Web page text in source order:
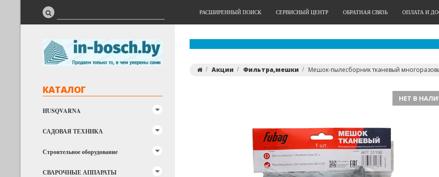
РАСШИРЕННЫЙ ПОИСК СЕРВИСНЫЙ ЦЕНТР ОБРАТНАЯ СВЯЗЬ ОПЛАТА И
КАТАЛОГ
HUSQVARNA
САДОВАЯ ТЕХНИКА
Строительное оборудование
СВАРОЧНЫЕ АППАРАТЫ
Акции Фильтра,мешки Мешок-пылесборник тканевый
НЕТ В